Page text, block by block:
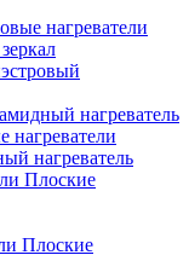
нагреватели
нагреватель
нагреватели
нагреватель
Плоские
Плоские